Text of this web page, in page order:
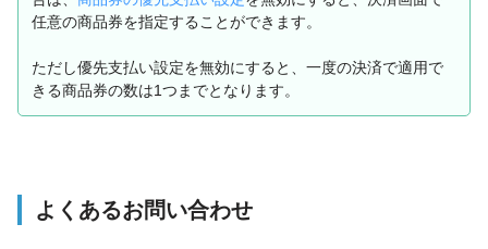
任意の商品券を指定することができます。
ただし優先支払い設定を無効にすると、一度の決済で適用で
きる商品券の数は1つまでとなります。
よくあるお問い合わせ